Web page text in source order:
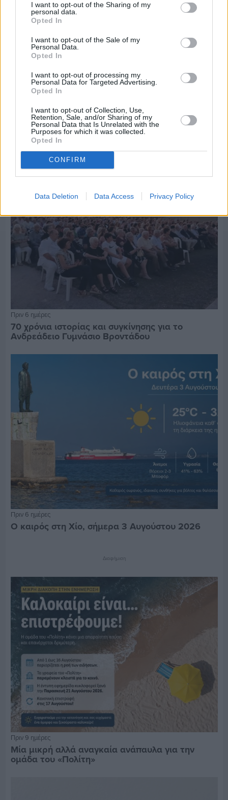
I want to opt-out of the Sharing of my
personal data.
Opted In
I want to opt-out of the Sale of my
Personal Data.
Opted In
I want to opt-out of processing my
Personal Data for Targeted Advertising.
Opted In
I want to opt-out of Collection, Use,
Retention, Sale, and/or Sharing of my
Personal Data that Is Unrelated with the
Purposes for which it was collected.
Opted In
CONFIRM
Data Deletion Data Access Privacy Policy
Πριν 6 ημέρες
Παραμονή Δεκαπενταύγουστου με μεγάλο
πανηγύρι στη Σιδηρούντα
Πριν 6 ημέρες
70 χρόνια ιστορίας και συγκίνησης για το
Ανδρεάδειο Γυμνάσιο Βροντάδου
Πριν 6 ημέρες
Ο καιρός στη Χίο, σήμερα 3 Αυγούστου 2026
Διαφήμιση
Πριν 9 ημέρες
Μία μικρή αλλά αναγκαία ανάπαυλα για την
ομάδα του «Πολίτη»